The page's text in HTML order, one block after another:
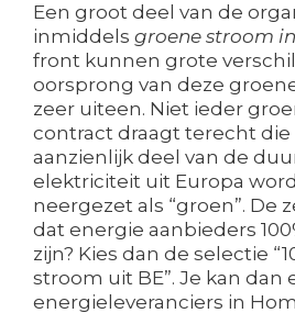
Een groot deel van de
inmiddels groene stroom
front kunnen grote
oorsprong van deze
zeer uiteen. Niet ieder
contract draagt terecht die
aanzienlijk deel van de
elektriciteit uit Europa
neergezet als “groen”. De
dat energie aanbieders
zijn? Kies dan de selectie
stroom uit BE”. Je kan
energieleveranciers in